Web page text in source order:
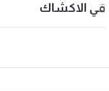
في الاكشاك